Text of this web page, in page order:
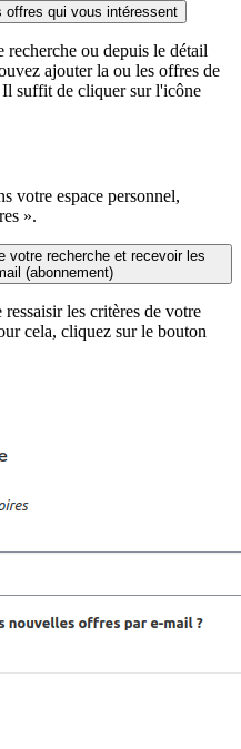
qui vous intéressent
recherche ou depuis le détail
ajouter la ou les offres de
suffit de cliquer sur l'icône
votre espace personnel,
».
votre recherche et recevoir les
(abonnement)
les critères de votre
cela, cliquez sur le bouton